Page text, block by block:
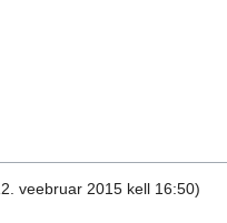
veebruar 2015 kell 16:50)